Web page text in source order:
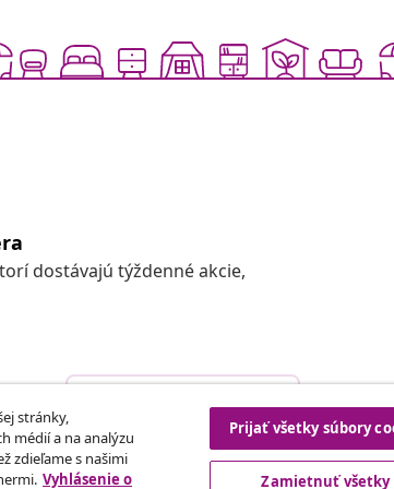
dostávajú týždenné akcie,
Odstúpenie od zmluvy
stránky,
médií a na analýzu
zdieľame s našimi
Vyhlásenie o
Prijať všetky súbory
Zamietnuť všetky